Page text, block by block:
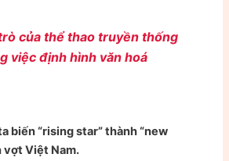
của thể thao truyền thống
việc định hình văn hoá
biến “rising star” thành “new
vợt Việt Nam.